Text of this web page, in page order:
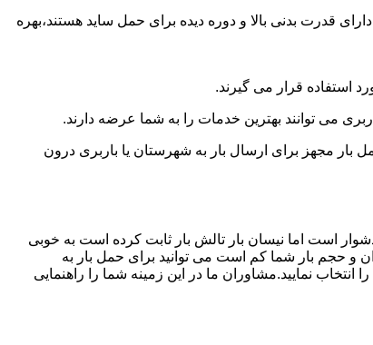
بدنی بالا و دوره دیده برای حمل ساید هستند،بهره
استفاده قرار می گیرند.
می توانند بهترین خدمات را به شما عرضه دارند.
مجهز برای ارسال بار به شهرستان یا باربری درون
است اما نیسان بار تالش بار ثابت کرده است به خوبی
و حجم بار شما کم است می توانید برای حمل بار به
نمایید.مشاوران ما در این زمینه شما را راهنمایی